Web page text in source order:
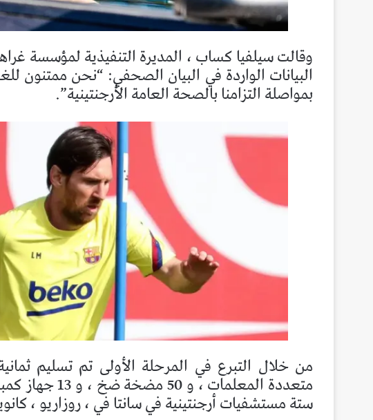
وقالت سيلفيا كساب ، المديرة التنفيذية لمؤسسة
البيانات الواردة في البيان الصحفي: “نحن ممتنون
بمواصلة التزامنا بالصحة العامة الأرجنتينية”.
من خلال التبرع في المرحلة الأولى تم تسليم
متعددة المعلمات ، و 50 مضخة ضخ ، و 13 جهاز كمبيوتر ،
ستة مستشفيات أرجنتينية في سانتا في ، روزاريو ،